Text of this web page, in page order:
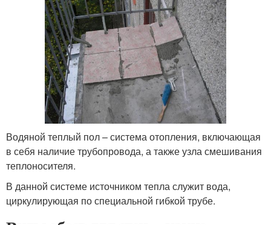
Водяной теплый пол – система отопления, включающая
в себя наличие трубопровода, а также узла смешивания
теплоносителя.
В данной системе источником тепла служит вода,
циркулирующая по специальной гибкой трубе.